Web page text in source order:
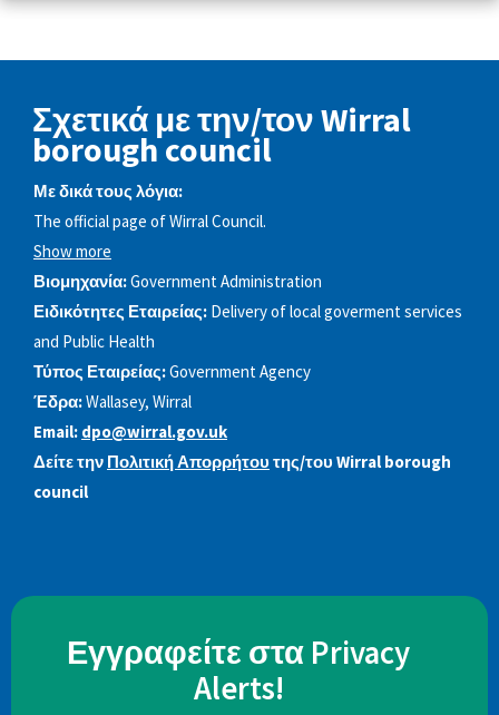
Σχετικά με την/τον Wirral
borough council
Με δικά τους λόγια:
The official page of Wirral Council.
Show more
Βιομηχανία:Government Administration
Ειδικότητες Εταιρείας: Delivery of local goverment services
and Public Health
Τύπος Εταιρείας:Government Agency
Έδρα:Wallasey, Wirral
Email: dpo@wirral.gov.uk
Δείτε την Πολιτική Απορρήτου της/του Wirral borough
council
Εγγραφείτε στα Privacy
Alerts!